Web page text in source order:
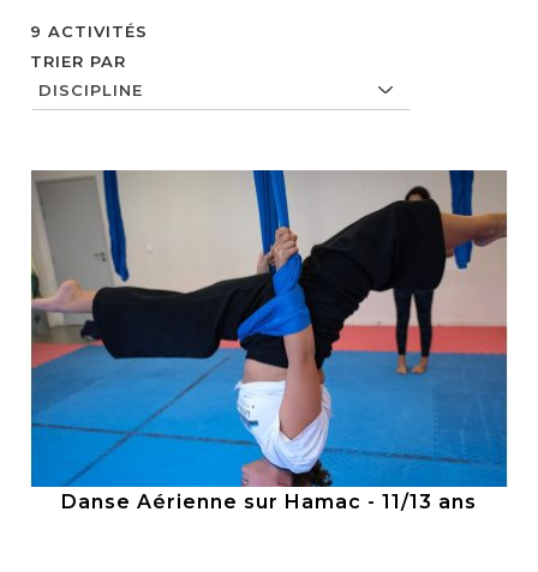
9 ACTIVITÉS
TRIER PAR
Danse Aérienne sur Hamac - 11/13 ans